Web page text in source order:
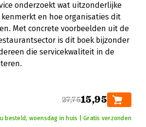
onderzoekt wat uitzonderlijke
en hoe organisaties dit
Met concrete voorbeelden uit de
is dit boek bijzonder
die servicekwaliteit in de
27,7515,95
besteld, woensdag in huis | Gratis verzonden